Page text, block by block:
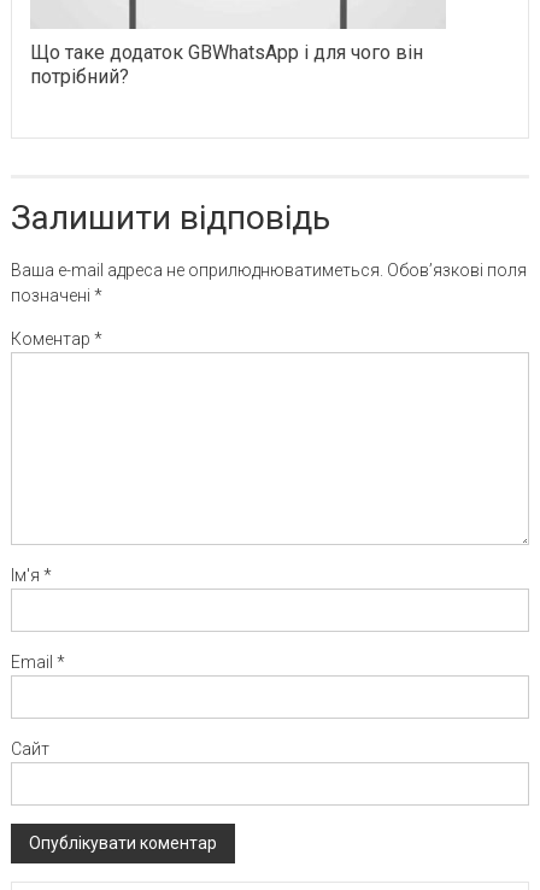
Що таке додаток GBWhatsApp і для чого він
потрібний?
Залишити відповідь
Ваша e-mail адреса не оприлюднюватиметься. Обов’язкові поля
позначені *
Коментар *
Ім'я *
Email *
Сайт